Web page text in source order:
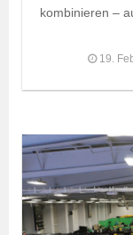
kombinieren –
19.